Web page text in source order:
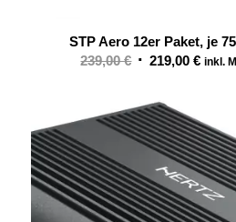
STP Aero 12er Paket, je
239,00€ Ursprünglicher
war:
239,00 €
219,00€ inkl.